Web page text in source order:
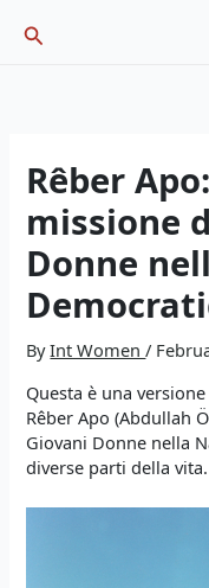
Search
Rêber
missione
Donne
ByInt Women/
Questa è una
Rêber Apo (Abdullah
Giovani Donne nella
diverse parti della vita.